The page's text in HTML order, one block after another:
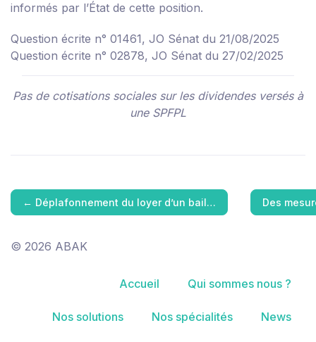
informés par l’État de cette position.
Question écrite n° 01461, JO Sénat du 21/08/2025
Question écrite n° 02878, JO Sénat du 27/02/2025
Pas de cotisations sociales sur les dividendes versés à
une SPFPL
← Déplafonnement du loyer d’un bail… Des
© 2026 ABAK
Accueil Qui sommes nous ?
Nos solutions Nos spécialités News